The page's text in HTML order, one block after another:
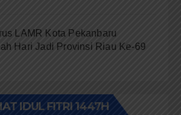
LAMR Kota Pekanbaru
Hari Jadi Provinsi Riau Ke-69
IDUL FITRI 1447H